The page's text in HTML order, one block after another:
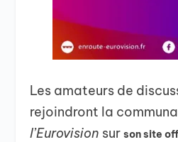
Les amateurs de
rejoindront la
l’Eurovision surson site